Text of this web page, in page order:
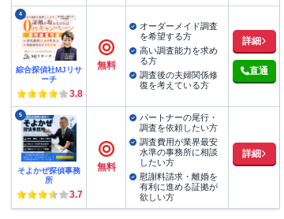
4
綜合探偵社MJリサ
ーチ
3.8
無料
オーダーメイド調査
を希望する方
高い調査能力を求め
る方
調査後の夫婦関係修
復を考えている方
詳細
直通
5
そよかぜ探偵事務
所
3.7
無料
パートナーの尾行・
調査を依頼したい方
調査費用が業界最安
水準の事務所に相談
したい方
慰謝料請求・離婚を
有利に進める証拠が
欲しい方
詳細